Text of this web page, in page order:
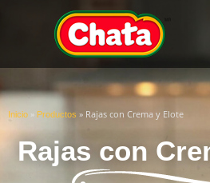
Inicio » Productos » Rajas con Crema y Elote
Rajas con